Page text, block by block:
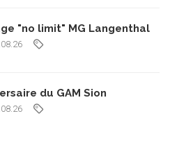
"no limit" MG Langenthal
du GAM Sion